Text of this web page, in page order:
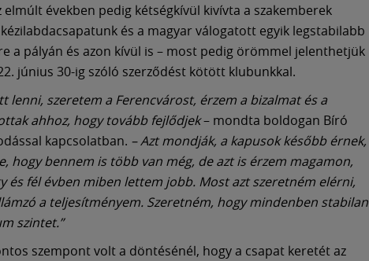
elmúlt években pedig kétségkívül kivívta a szakemberek
és a magyar válogatott egyik legstabilabb
a pályán és azon kívül is – most pedig örömmel jelenthetjük
június 30-ig szóló szerződést kötött klubunkkal.
lenni, szeretem a Ferencvárost, érzem a bizalmat és a
ahhoz, hogy tovább fejlődjek– mondta boldogan Bíró
kapcsolatban. – Azt mondják, a kapusok később érnek,
hogy bennem is több van még, de azt is érzem magamon,
és fél évben miben lettem jobb. Most azt szeretném elérni,
a teljesítményem. Szeretném, hogy mindenben stabilan
szintet.”
szempont volt a döntésénél, hogy a csapat keretét az